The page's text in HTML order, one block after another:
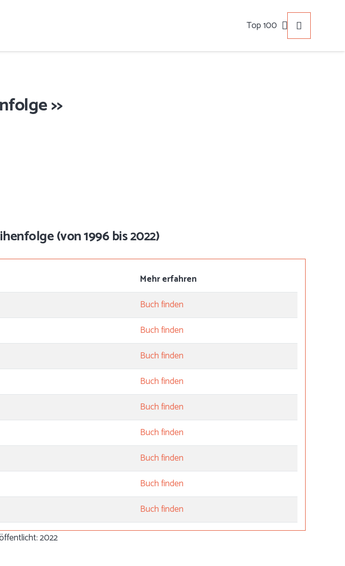
Top 100
>>
(von 1996 bis 2022)
Mehr erfahren
Buch finden
Buch finden
Buch finden
Buch finden
Buch finden
Buch finden
Buch finden
Buch finden
Buch finden
2022